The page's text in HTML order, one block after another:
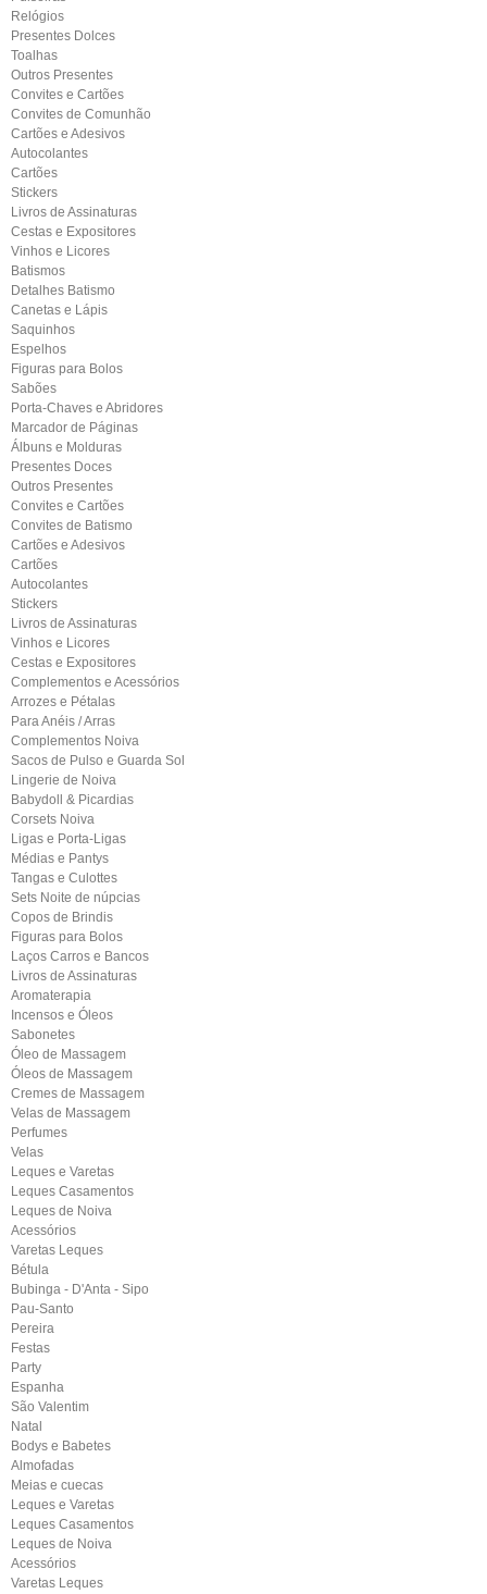
Relógios
Presentes Dolces
Toalhas
Outros Presentes
Convites e Cartões
Convites de Comunhão
Cartões e Adesivos
Autocolantes
Cartões
Stickers
Livros de Assinaturas
Cestas e Expositores
Vinhos e Licores
Batismos
Detalhes Batismo
Canetas e Lápis
Saquinhos
Espelhos
Figuras para Bolos
Sabões
Porta-Chaves e Abridores
Marcador de Páginas
Álbuns e Molduras
Presentes Doces
Outros Presentes
Convites e Cartões
Convites de Batismo
Cartões e Adesivos
Cartões
Autocolantes
Stickers
Livros de Assinaturas
Vinhos e Licores
Cestas e Expositores
Complementos e Acessórios
Arrozes e Pétalas
Para Anéis / Arras
Complementos Noiva
Sacos de Pulso e Guarda Sol
Lingerie de Noiva
Babydoll & Picardias
Corsets Noiva
Ligas e Porta-Ligas
Médias e Pantys
Tangas e Culottes
Sets Noite de núpcias
Copos de Brindis
Figuras para Bolos
Laços Carros e Bancos
Livros de Assinaturas
Aromaterapia
Incensos e Óleos
Sabonetes
Óleo de Massagem
Óleos de Massagem
Cremes de Massagem
Velas de Massagem
Perfumes
Velas
Leques e Varetas
Leques Casamentos
Leques de Noiva
Acessórios
Varetas Leques
Bétula
Bubinga - D'Anta - Sipo
Pau-Santo
Pereira
Festas
Party
Espanha
São Valentim
Natal
Bodys e Babetes
Almofadas
Meias e cuecas
Leques e Varetas
Leques Casamentos
Leques de Noiva
Acessórios
Varetas Leques